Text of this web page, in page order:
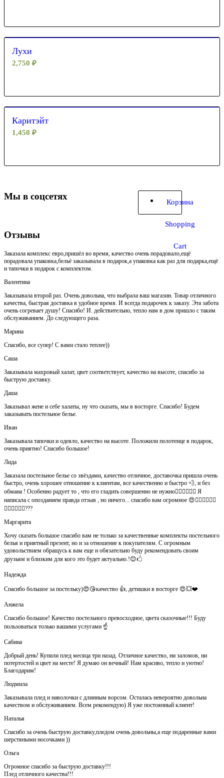
Корзина
Shopping
Cart
Лухи
2,750 ₽
Каритэйт
1,450 ₽
Мы в соцсетях
Отзывы
Заказала комплекс евро,пришёл во время, качество очень порадовало,ещё
порадовала упаковка,бельё заказывала в подарок,а упаковка как раз для подарка,ещё
и тапочки в подарок с комплектом.
Валентина
Заказывала второй раз. Очень довольна, что выбрала ваш магазин. Товар отличного
качества, быстрая доставка в удобное время. И всегда подарочек к заказу. Эта забота
очень согревает душу! Спасибо! И. действительно, тепло нам в дом пришло с таким
обслуживанием. До следующего раза.
Марина
Спасибо, все супер! С вами стало теплее))
Саша
Заказывала махровый халат, цвет соответствует, качество на высоте, спасибо за
быструю доставку.
Даша
Заказывал жене и себе халаты, ну что сказать, мы в восторге. Спасибо! Будем
заказывать постельное белье.
Иван
Заказывала тапочки и одеяло, качество на высоте. Положили полотенце в подарок,
очень приятно! Спасибо большое!
Лида
Заказала постельное белье со звёздами, качество отличное, доставочка пришла очень
быстро, очень хорошее отношение к клиентам, все качественно и быстро 💨, и без
обмана ! Особенно радует то , что его гладить совершенно не нужно👍🏻👍🏻🙈😄 Я
написала с опозданием правда отзыв , но ничего... спасибо вам огромное 😍👍🏻👍🏻👏🏻
👌🏻👌🏻👌🏻???
Маргарита
Хочу сказать большое спасибо вам не только за качественные комплекты постельного
белья и приятный презент, но и за отношение к покупателям. С огромным
удовольствием обращусь к вам еще и обязательно буду рекомендовать своим
друзьям и близким для кого это будет актуально.!😊🖒
Надежда
Спасибо большое за постельку)😍😘качество 👍, детишки в восторге 😍💥❤️
Анжела
Спасибо большое! Качество постельного превосходное, цвета сказочные!!! Буду
пользоваться только вашими услугами ☝️
Сабина
Добрый день! Купили плед месяца три назад. Отличное качество, ни заломов, ни
потертостей и цвет на месте! Я думаю он вечный! Нам красиво, тепло и уютно!
Благодарим!
Людмила
Заказывала плед и наволочки с длинным ворсом. Осталась невероятно довольна
качеством и обслуживанием. Всем рекомендую) Я уже постоянный клиент!
Наталья
Спасибо за очень быструю доставку,пледом очень довольны,а еще подаренные вами
шерстяными носочками ))
Ольга
Огромное спасибо за быструю доставку!!!
Плед отличного качества!!!